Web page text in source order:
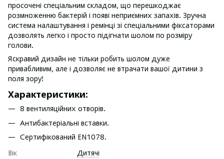
просочені спеціальним складом, що перешкоджає
розмноженню бактерій і появі неприємних запахів. Зручна
система налаштування і ремінці зі спеціальними фіксаторами
дозволять легко і просто підігнати шолом по розміру
голови.
Яскравий дизайн не тільки робить шолом дуже
привабливим, але і дозволяє не втрачати вашої дитини з
поля зору!
Характеристики:
8 вентиляційних отворів.
Антибактеріальні вставки.
Сертифікований EN1078.
Вік
Дитячі